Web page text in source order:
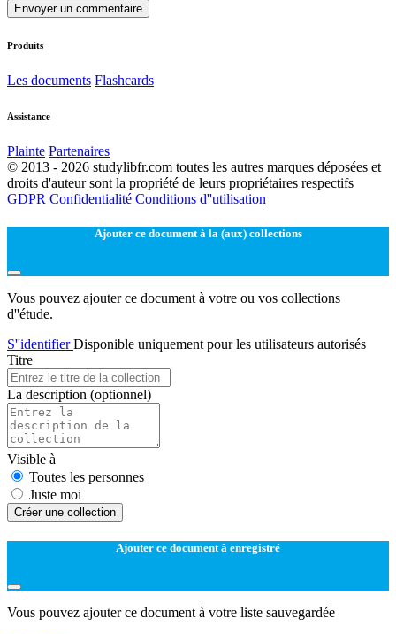
Envoyer un commentaire
Produits
Les documents Flashcards
Assistance
Plainte Partenaires
© 2013 - 2026 studylibfr.com toutes les autres marques déposées et
droits d'auteur sont la propriété de leurs propriétaires respectifs
GDPR Confidentialité Conditions d''utilisation
Ajouter ce document à la (aux) collections
Vous pouvez ajouter ce document à votre ou vos collections
d''étude.
S''identifierDisponible uniquement pour les utilisateurs autorisés
Titre
La description (optionnel)
Visible à
Toutes les personnes
Juste moi
Créer une collection
Ajouter ce document à enregistré
Vous pouvez ajouter ce document à votre liste sauvegardée